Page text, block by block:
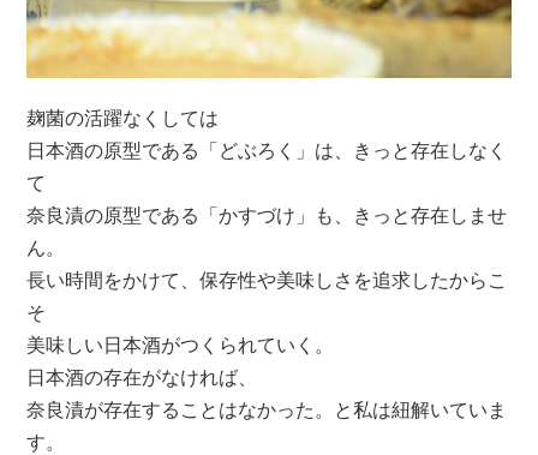
麹菌の活躍なくしては
日本酒の原型である「どぶろく」は、きっと存在しなく
て
奈良漬の原型である「かすづけ」も、きっと存在しませ
ん。
長い時間をかけて、保存性や美味しさを追求したからこ
そ
美味しい日本酒がつくられていく。
日本酒の存在がなければ、
奈良漬が存在することはなかった。と私は紐解いていま
す。